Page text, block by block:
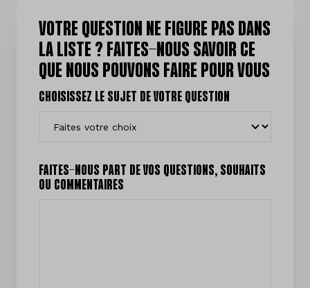
VOTRE QUESTION NE FIGURE PAS DANS
LA LISTE ? FAITES-NOUS SAVOIR CE
QUE NOUS POUVONS FAIRE POUR VOUS
CHOISISSEZ LE SUJET DE VOTRE QUESTION
FAITES-NOUS PART DE VOS QUESTIONS, SOUHAITS
OU COMMENTAIRES